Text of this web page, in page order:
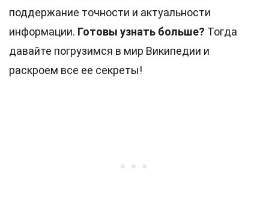
поддержание точности и актуальности
информации. Готовы узнать больше? Тогда
давайте погрузимся в мир Википедии и
раскроем все ее секреты!